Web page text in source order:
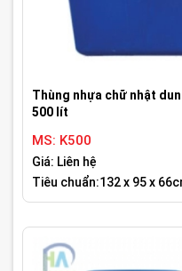
Thùng nhựa chữ nhật
500 lít
MS: K500
Giá: Liên hệ
Tiêu chuẩn:132 x 95 x